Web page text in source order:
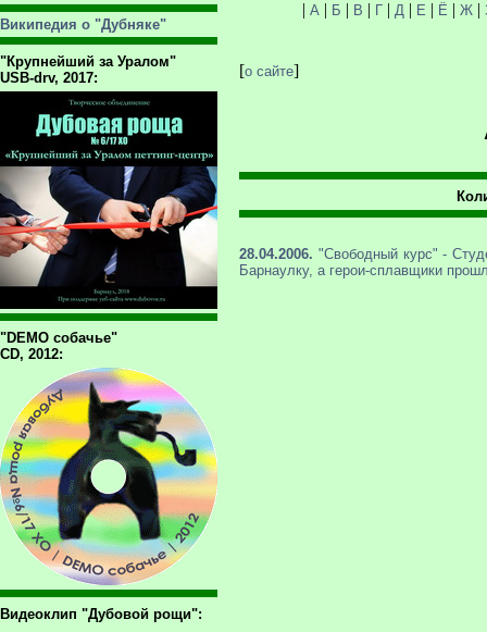
Википедия о "Дубняке"
"Крупнейший за Уралом"
USB-drv, 2017:
"DEMO собачье"
CD, 2012:
Видеоклип "Дубовой рощи":
| А | Б | В | Г| Д | Е | Ё | Ж|
[о сайте]
28.04.2006. "Свободный курс" -
Барнаулку, а герои-сплавщики